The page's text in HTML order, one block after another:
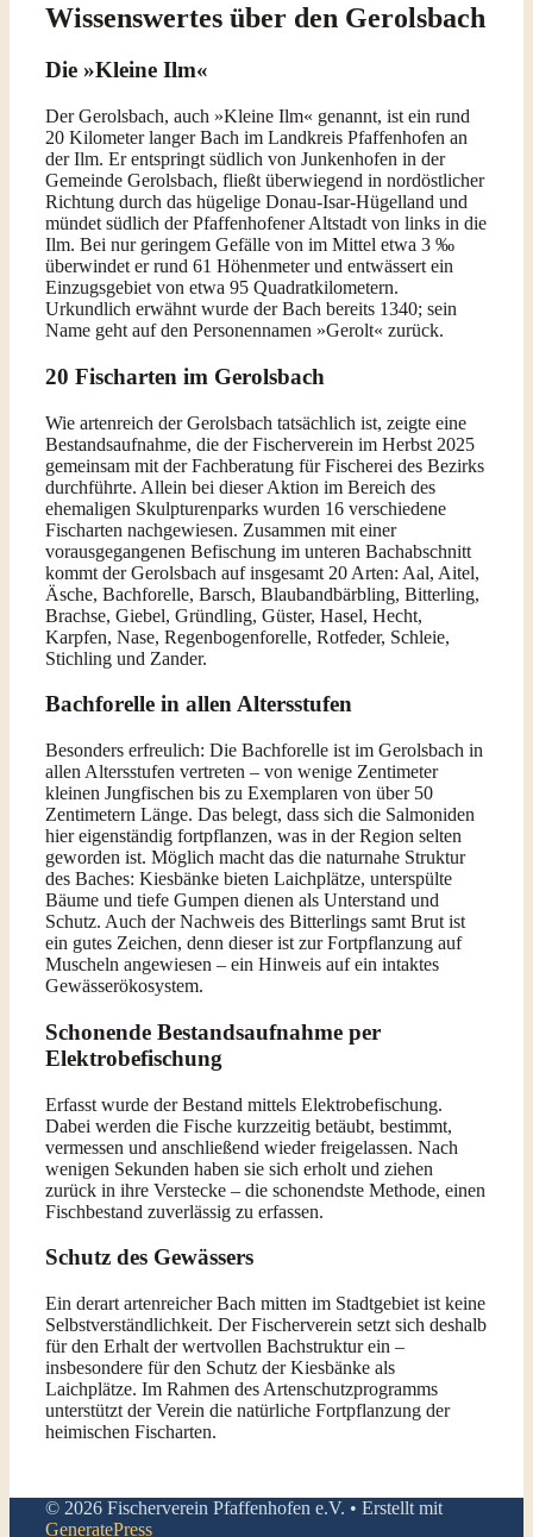
Wissenswertes über den Gerolsbach
Die »Kleine Ilm«
Der Gerolsbach, auch »Kleine Ilm« genannt, ist ein rund
20 Kilometer langer Bach im Landkreis Pfaffenhofen an
der Ilm. Er entspringt südlich von Junkenhofen in der
Gemeinde Gerolsbach, fließt überwiegend in nordöstlicher
Richtung durch das hügelige Donau-Isar-Hügelland und
mündet südlich der Pfaffenhofener Altstadt von links in die
Ilm. Bei nur geringem Gefälle von im Mittel etwa 3 ‰
überwindet er rund 61 Höhenmeter und entwässert ein
Einzugsgebiet von etwa 95 Quadratkilometern.
Urkundlich erwähnt wurde der Bach bereits 1340; sein
Name geht auf den Personennamen »Gerolt« zurück.
20 Fischarten im Gerolsbach
Wie artenreich der Gerolsbach tatsächlich ist, zeigte eine
Bestandsaufnahme, die der Fischerverein im Herbst 2025
gemeinsam mit der Fachberatung für Fischerei des Bezirks
durchführte. Allein bei dieser Aktion im Bereich des
ehemaligen Skulpturenparks wurden 16 verschiedene
Fischarten nachgewiesen. Zusammen mit einer
vorausgegangenen Befischung im unteren Bachabschnitt
kommt der Gerolsbach auf insgesamt 20 Arten: Aal, Aitel,
Äsche, Bachforelle, Barsch, Blaubandbärbling, Bitterling,
Brachse, Giebel, Gründling, Güster, Hasel, Hecht,
Karpfen, Nase, Regenbogenforelle, Rotfeder, Schleie,
Stichling und Zander.
Bachforelle in allen Altersstufen
Besonders erfreulich: Die Bachforelle ist im Gerolsbach in
allen Altersstufen vertreten – von wenige Zentimeter
kleinen Jungfischen bis zu Exemplaren von über 50
Zentimetern Länge. Das belegt, dass sich die Salmoniden
hier eigenständig fortpflanzen, was in der Region selten
geworden ist. Möglich macht das die naturnahe Struktur
des Baches: Kiesbänke bieten Laichplätze, unterspülte
Bäume und tiefe Gumpen dienen als Unterstand und
Schutz. Auch der Nachweis des Bitterlings samt Brut ist
ein gutes Zeichen, denn dieser ist zur Fortpflanzung auf
Muscheln angewiesen – ein Hinweis auf ein intaktes
Gewässerökosystem.
Schonende Bestandsaufnahme per
Elektrobefischung
Erfasst wurde der Bestand mittels Elektrobefischung.
Dabei werden die Fische kurzzeitig betäubt, bestimmt,
vermessen und anschließend wieder freigelassen. Nach
wenigen Sekunden haben sie sich erholt und ziehen
zurück in ihre Verstecke – die schonendste Methode, einen
Fischbestand zuverlässig zu erfassen.
Schutz des Gewässers
Ein derart artenreicher Bach mitten im Stadtgebiet ist keine
Selbstverständlichkeit. Der Fischerverein setzt sich deshalb
für den Erhalt der wertvollen Bachstruktur ein –
insbesondere für den Schutz der Kiesbänke als
Laichplätze. Im Rahmen des Artenschutzprogramms
unterstützt der Verein die natürliche Fortpflanzung der
heimischen Fischarten.
© 2026 Fischerverein Pfaffenhofen e.V. • Erstellt mit
GeneratePress